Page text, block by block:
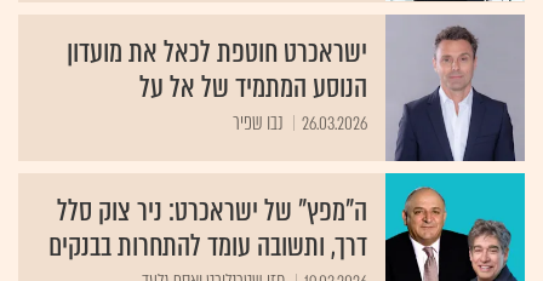
ישראכרט חוטפת לכאל את מועדון
הנוסע המתמיד של אל על
26.03.2026 נבו שפיר
ה"מפץ" של ישראכרט: ניר צוק סלל
דרך, ותשובה עומד להתחרות בבנקים